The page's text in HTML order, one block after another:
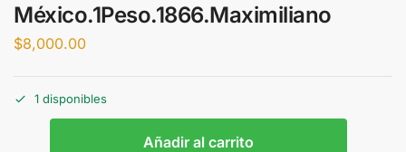
México.1Peso.1866.Maximiliano
$8,000.00
1 disponibles
Añadir al carrito